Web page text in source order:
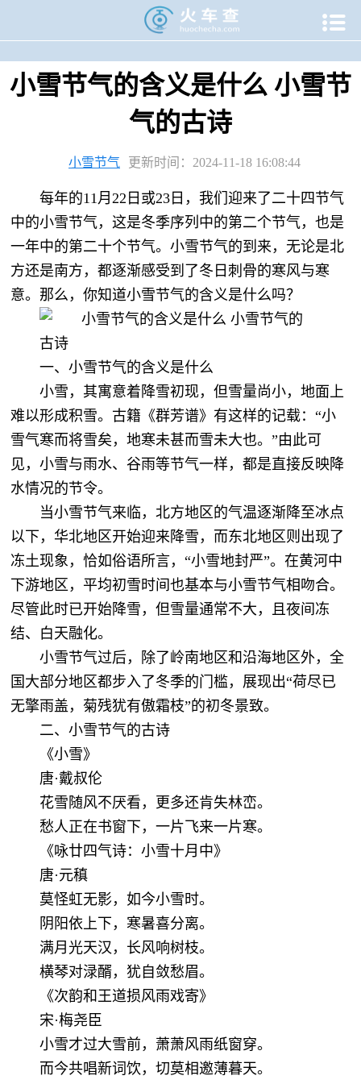

小雪节气的含义是什么 小雪节
气的古诗
小雪节气 更新时间：2024-11-18 16:08:44
每年的11月22日或23日，我们迎来了二十四节气
中的小雪节气，这是冬季序列中的第二个节气，也是
一年中的第二十个节气。小雪节气的到来，无论是北
方还是南方，都逐渐感受到了冬日刺骨的寒风与寒
意。那么，你知道小雪节气的含义是什么吗？
一、小雪节气的含义是什么
小雪，其寓意着降雪初现，但雪量尚小，地面上
难以形成积雪。古籍《群芳谱》有这样的记载：“小
雪气寒而将雪矣，地寒未甚而雪未大也。”由此可
见，小雪与雨水、谷雨等节气一样，都是直接反映降
水情况的节令。
当小雪节气来临，北方地区的气温逐渐降至冰点
以下，华北地区开始迎来降雪，而东北地区则出现了
冻土现象，恰如俗语所言，“小雪地封严”。在黄河中
下游地区，平均初雪时间也基本与小雪节气相吻合。
尽管此时已开始降雪，但雪量通常不大，且夜间冻
结、白天融化。
小雪节气过后，除了岭南地区和沿海地区外，全
国大部分地区都步入了冬季的门槛，展现出“荷尽已
无擎雨盖，菊残犹有傲霜枝”的初冬景致。
二、小雪节气的古诗
《小雪》
唐·戴叔伦
花雪随风不厌看，更多还肯失林峦。
愁人正在书窗下，一片飞来一片寒。
《咏廿四气诗：小雪十月中》
唐·元稹
莫怪虹无影，如今小雪时。
阴阳依上下，寒暑喜分离。
满月光天汉，长风响树枝。
横琴对渌醑，犹自敛愁眉。
《次韵和王道损风雨戏寄》
宋·梅尧臣
小雪才过大雪前，萧萧风雨纸窗穿。
而今共唱新词饮，切莫相邀薄暮天。